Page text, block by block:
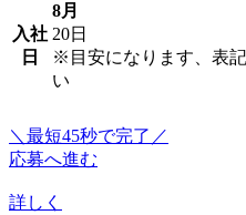
入社
日
8月
20日
※目安になります、表
い
＼最短45秒で完了／
応募へ進む
詳しく